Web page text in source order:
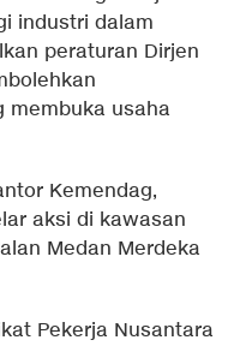
industri dalam
peraturan Dirjen
membuka usaha
Kemendag,
aksi di kawasan
Medan Merdeka
Pekerja Nusantara